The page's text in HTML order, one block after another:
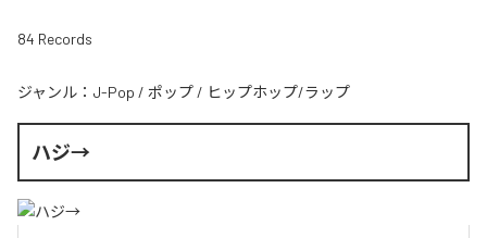
84 Records
ジャンル： J-Pop / ポップ / ヒップホップ/ラップ
ハジ→